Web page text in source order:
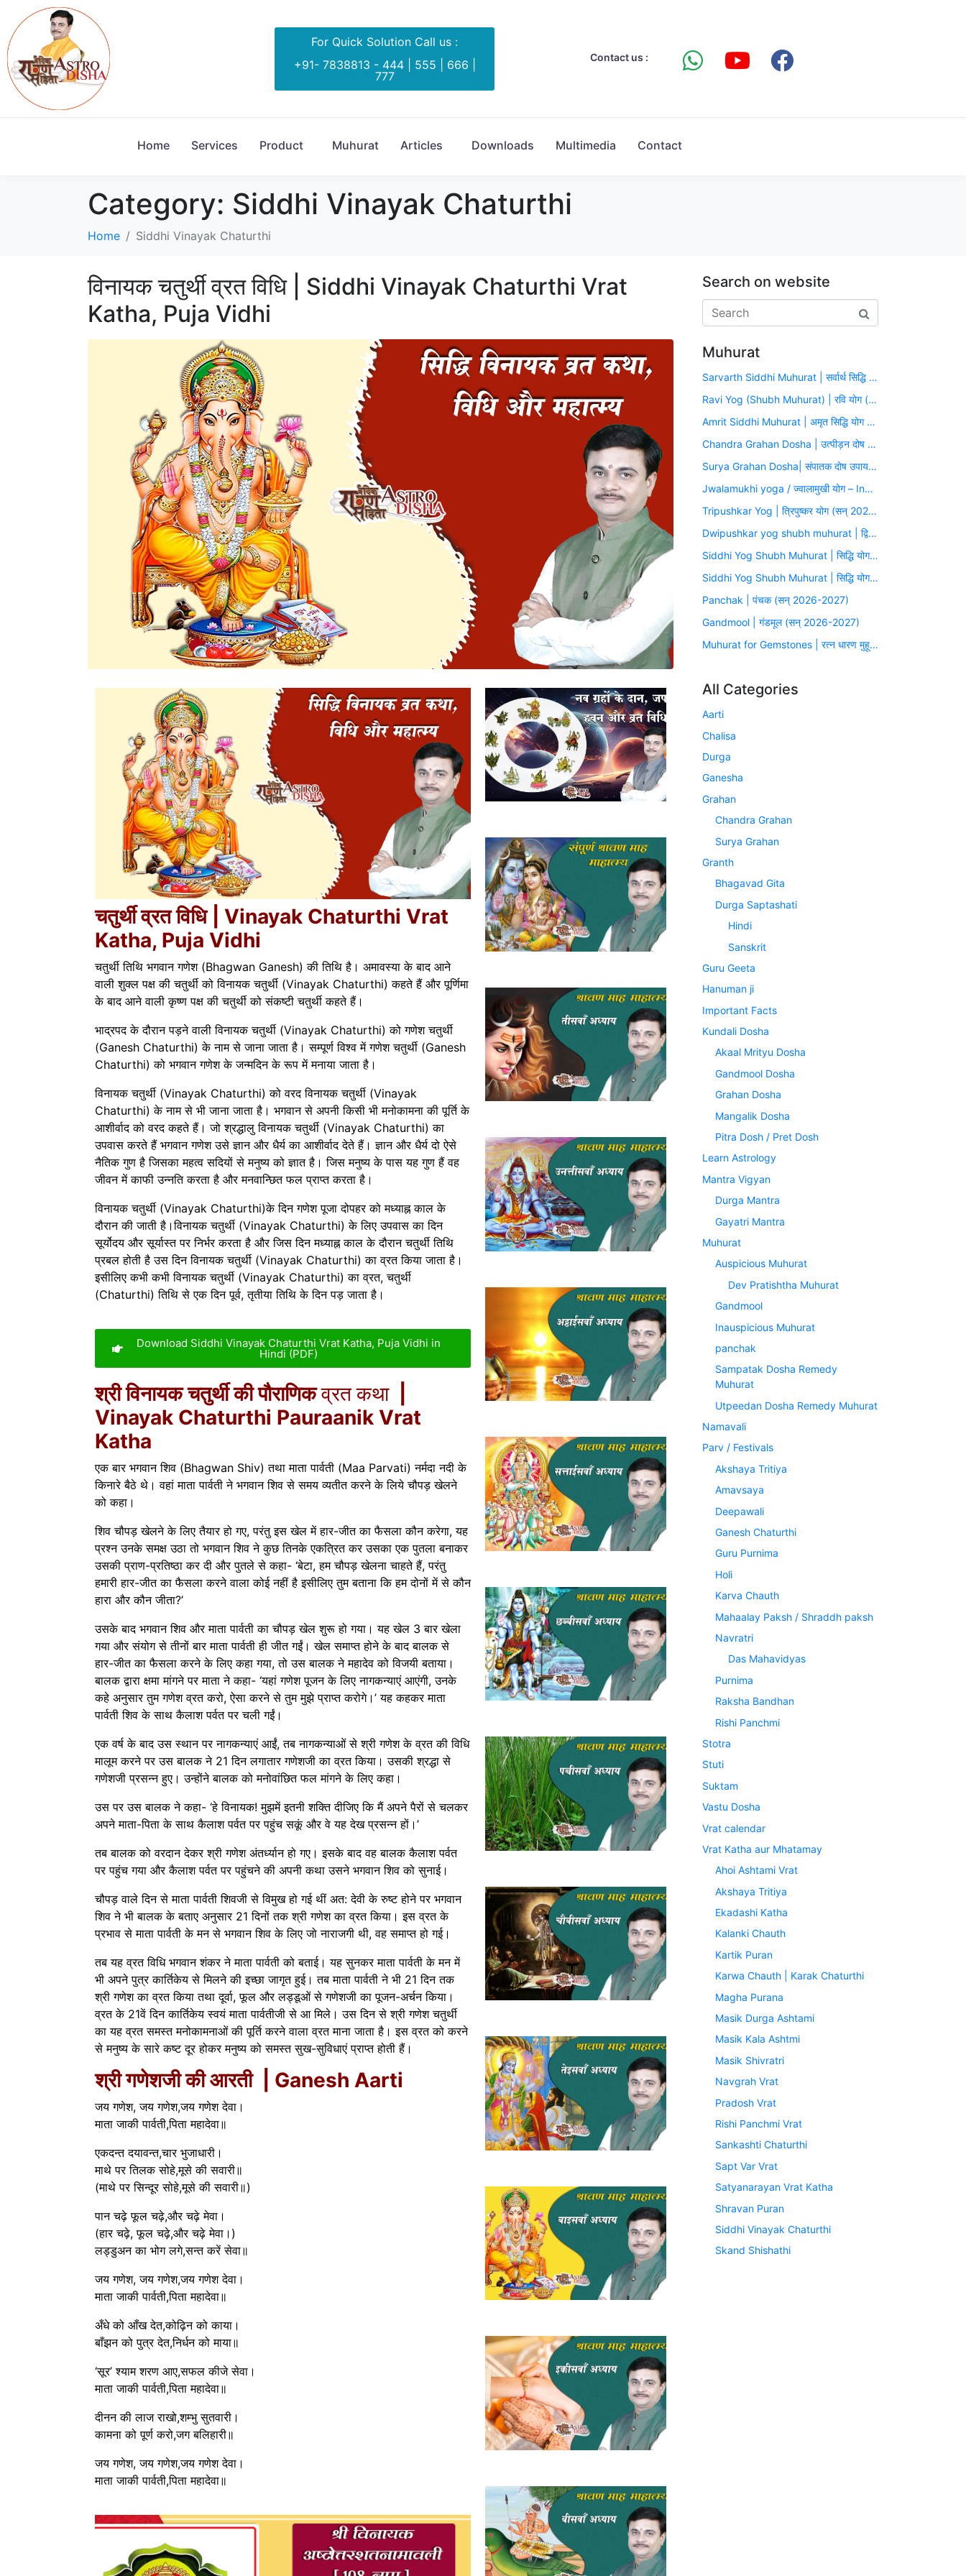
For Quick Solution Call us :
+91- 7838813 - 444 | 555 | 666 |
777
Contact us :
Home Services Product Muhurat Articles Downloads Multimedia Contact
Category: Siddhi Vinayak Chaturthi
Home Siddhi Vinayak Chaturthi
विनायक चतुर्थी व्रत विधि | Siddhi Vinayak Chaturthi Vrat
Katha, Puja Vidhi
चतुर्थी व्रत विधि | Vinayak Chaturthi Vrat
Katha, Puja Vidhi
चतुर्थी तिथि भगवान गणेश (Bhagwan Ganesh) की तिथि है। अमावस्या के बाद आने
वाली शुक्ल पक्ष की चतुर्थी को विनायक चतुर्थी (Vinayak Chaturthi) कहते हैं और पूर्णिमा
के बाद आने वाली कृष्ण पक्ष की चतुर्थी को संकष्टी चतुर्थी कहते हैं।
भाद्रपद के दौरान पड़ने वाली विनायक चतुर्थी (Vinayak Chaturthi) को गणेश चतुर्थी
(Ganesh Chaturthi) के नाम से जाना जाता है। सम्पूर्ण विश्व में गणेश चतुर्थी (Ganesh
Chaturthi) को भगवान गणेश के जन्मदिन के रूप में मनाया जाता है।
विनायक चतुर्थी (Vinayak Chaturthi) को वरद विनायक चतुर्थी (Vinayak
Chaturthi) के नाम से भी जाना जाता है। भगवान से अपनी किसी भी मनोकामना की पूर्ति के
आशीर्वाद को वरद कहते हैं। जो श्रद्धालु विनायक चतुर्थी (Vinayak Chaturthi) का
उपवास करते हैं भगवान गणेश उसे ज्ञान और धैर्य का आशीर्वाद देते हैं। ज्ञान और धैर्य दो ऐसे
नैतिक गुण है जिसका महत्व सदियों से मनुष्य को ज्ञात है। जिस मनुष्य के पास यह गुण हैं वह
जीवन में काफी उन्नति करता है और मनवान्छित फल प्राप्त करता है।
विनायक चतुर्थी (Vinayak Chaturthi)के दिन गणेश पूजा दोपहर को मध्याह्न काल के
दौरान की जाती है।विनायक चतुर्थी (Vinayak Chaturthi) के लिए उपवास का दिन
सूर्योदय और सूर्यास्त पर निर्भर करता है और जिस दिन मध्याह्न काल के दौरान चतुर्थी तिथि
प्रबल होती है उस दिन विनायक चतुर्थी (Vinayak Chaturthi) का व्रत किया जाता है।
इसीलिए कभी कभी विनायक चतुर्थी (Vinayak Chaturthi) का व्रत, चतुर्थी
(Chaturthi) तिथि से एक दिन पूर्व, तृतीया तिथि के दिन पड़ जाता है।
Download Siddhi Vinayak Chaturthi Vrat Katha, Puja Vidhi in
Hindi (PDF)
श्री विनायक चतुर्थी की पौराणिक व्रत कथा|
Vinayak Chaturthi Pauraanik Vrat
Katha
एक बार भगवान शिव (Bhagwan Shiv) तथा माता पार्वती (Maa Parvati) नर्मदा नदी के
किनारे बैठे थे। वहां माता पार्वती ने भगवान शिव से समय व्यतीत करने के लिये चौपड़ खेलने
को कहा।
शिव चौपड़ खेलने के लिए तैयार हो गए, परंतु इस खेल में हार-जीत का फैसला कौन करेगा, यह
प्रश्न उनके समक्ष उठा तो भगवान शिव ने कुछ तिनके एकत्रित कर उसका एक पुतला बनाकर
उसकी प्राण-प्रतिष्ठा कर दी और पुतले से कहा- ‘बेटा, हम चौपड़ खेलना चाहते हैं, परंतु
हमारी हार-जीत का फैसला करने वाला कोई नहीं है इसीलिए तुम बताना कि हम दोनों में से कौन
हारा और कौन जीता?’
उसके बाद भगवान शिव और माता पार्वती का चौपड़ खेल शुरू हो गया। यह खेल 3 बार खेला
गया और संयोग से तीनों बार माता पार्वती ही जीत गईं। खेल समाप्त होने के बाद बालक से
हार-जीत का फैसला करने के लिए कहा गया, तो उस बालक ने महादेव को विजयी बताया।
बालक द्वारा क्षमा मांगने पर माता ने कहा- ‘यहां गणेश पूजन के लिए नागकन्याएं आएंगी, उनके
कहे अनुसार तुम गणेश व्रत करो, ऐसा करने से तुम मुझे प्राप्त करोगे।’ यह कहकर माता
पार्वती शिव के साथ कैलाश पर्वत पर चली गईं।
एक वर्ष के बाद उस स्थान पर नागकन्याएं आईं, तब नागकन्याओं से श्री गणेश के व्रत की विधि
मालूम करने पर उस बालक ने 21 दिन लगातार गणेशजी का व्रत किया। उसकी श्रद्धा से
गणेशजी प्रसन्न हुए। उन्होंने बालक को मनोवांछित फल मांगने के लिए कहा।
उस पर उस बालक ने कहा- ‘हे विनायक! मुझमें इतनी शक्ति दीजिए कि मैं अपने पैरों से चलकर
अपने माता-पिता के साथ कैलाश पर्वत पर पहुंच सकूं और वे यह देख प्रसन्न हों।’
तब बालक को वरदान देकर श्री गणेश अंतर्ध्यान हो गए। इसके बाद वह बालक कैलाश पर्वत
पर पहुंच गया और कैलाश पर्वत पर पहुंचने की अपनी कथा उसने भगवान शिव को सुनाई।
चौपड़ वाले दिन से माता पार्वती शिवजी से विमुख हो गई थीं अत: देवी के रुष्ट होने पर भगवान
शिव ने भी बालक के बताए अनुसार 21 दिनों तक श्री गणेश का व्रत किया। इस व्रत के
प्रभाव से माता पार्वती के मन से भगवान शिव के लिए जो नाराजगी थी, वह समाप्त हो गई।
तब यह व्रत विधि भगवान शंकर ने माता पार्वती को बताई। यह सुनकर माता पार्वती के मन में
भी अपने पुत्र कार्तिकेय से मिलने की इच्छा जागृत हुई। तब माता पार्वती ने भी 21 दिन तक
श्री गणेश का व्रत किया तथा दूर्वा, फूल और लड्डूओं से गणेशजी का पूजन-अर्चन किया।
व्रत के 21वें दिन कार्तिकेय स्वयं माता पार्वतीजी से आ मिले। उस दिन से श्री गणेश चतुर्थी
का यह व्रत समस्त मनोकामनाओं की पूर्ति करने वाला व्रत माना जाता है। इस व्रत को करने
से मनुष्‍य के सारे कष्ट दूर होकर मनुष्य को समस्त सुख-सुविधाएं प्राप्त होती हैं।
श्री गणेशजी की आरती | Ganesh Aarti
जय गणेश, जय गणेश,जय गणेश देवा।
माता जाकी पार्वती,पिता महादेवा॥
एकदन्त दयावन्त,चार भुजाधारी।
माथे पर तिलक सोहे,मूसे की सवारी॥
(माथे पर सिन्दूर सोहे,मूसे की सवारी॥)
पान चढ़े फूल चढ़े,और चढ़े मेवा।
(हार चढ़े, फूल चढ़े,और चढ़े मेवा।)
लड्डुअन का भोग लगे,सन्त करें सेवा॥
जय गणेश, जय गणेश,जय गणेश देवा।
माता जाकी पार्वती,पिता महादेवा॥
अँधे को आँख देत,कोढ़िन को काया।
बाँझन को पुत्र देत,निर्धन को माया॥
‘सूर’ श्याम शरण आए,सफल कीजे सेवा।
माता जाकी पार्वती,पिता महादेवा॥
दीनन की लाज राखो,शम्भु सुतवारी।
कामना को पूर्ण करो,जग बलिहारी॥
जय गणेश, जय गणेश,जय गणेश देवा।
माता जाकी पार्वती,पिता महादेवा॥
Search on website
Muhurat
Sarvarth Siddhi Muhurat | सर्वार्थ सिद्धि योग (सन् 2026-2027)
Ravi Yog (Shubh Muhurat) | रवि योग (सन् 2026-2027)
Amrit Siddhi Muhurat | अमृत सिद्धि योग (सन् 2026-2027)
Chandra Grahan Dosha | उत्पीड़न दोष उपाय मुहूर्त (सन् 2026-2027)
Surya Grahan Dosha| संपातक दोष उपाय मुहूर्त (सन् 2026-2027)
Jwalamukhi yoga / ज्वालामुखी योग – Inauspicious Yoga
Tripushkar Yog | त्रिपुष्कर योग (सन् 2026-2027)
Dwipushkar yog shubh muhurat | द्विपुष्कर योग (सन् 2026-2027)
Siddhi Yog Shubh Muhurat | सिद्धि योग (सन् 2026-2027)
Siddhi Yog Shubh Muhurat | सिद्धि योग (सन् 2026-2027)
Panchak | पंचक (सन् 2026-2027)
Gandmool | गंडमूल (सन् 2026-2027)
Muhurat for Gemstones | रत्न धारण मुहूर्त (सन् 2026-2027)
All Categories
Aarti
Chalisa
Durga
Ganesha
Grahan
Chandra Grahan
Surya Grahan
Granth
Bhagavad Gita
Durga Saptashati
Hindi
Sanskrit
Guru Geeta
Hanuman ji
Important Facts
Kundali Dosha
Akaal Mrityu Dosha
Gandmool Dosha
Grahan Dosha
Mangalik Dosha
Pitra Dosh / Pret Dosh
Learn Astrology
Mantra Vigyan
Durga Mantra
Gayatri Mantra
Muhurat
Auspicious Muhurat
Dev Pratishtha Muhurat
Gandmool
Inauspicious Muhurat
panchak
Sampatak Dosha Remedy
Muhurat
Utpeedan Dosha Remedy Muhurat
Namavali
Parv / Festivals
Akshaya Tritiya
Amavsaya
Deepawali
Ganesh Chaturthi
Guru Purnima
Holi
Karva Chauth
Mahaalay Paksh / Shraddh paksh
Navratri
Das Mahavidyas
Purnima
Raksha Bandhan
Rishi Panchmi
Stotra
Stuti
Suktam
Vastu Dosha
Vrat calendar
Vrat Katha aur Mhatamay
Ahoi Ashtami Vrat
Akshaya Tritiya
Ekadashi Katha
Kalanki Chauth
Kartik Puran
Karwa Chauth | Karak Chaturthi
Magha Purana
Masik Durga Ashtami
Masik Kala Ashtmi
Masik Shivratri
Navgrah Vrat
Pradosh Vrat
Rishi Panchmi Vrat
Sankashti Chaturthi
Sapt Var Vrat
Satyanarayan Vrat Katha
Shravan Puran
Siddhi Vinayak Chaturthi
Skand Shishathi